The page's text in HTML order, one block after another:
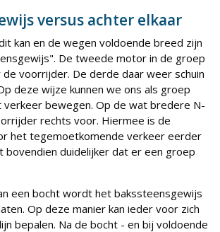
versus achter elkaar
kan en de wegen voldoende breed zijn
De tweede motor in de groep
voorrijder. De derde daar weer schuin
deze wijze kunnen we ons als groep
verkeer bewegen. Op de wat bredere N-
rechts voor. Hiermee is de
het tegemoetkomende verkeer eerder
bovendien duidelijker dat er een groep
een bocht wordt het bakssteensgewijs
Op deze manier kan ieder voor zich
bepalen. Na de bocht - en bij voldoende